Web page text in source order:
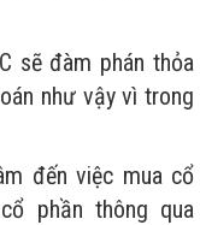
sẽ đàm phán thỏa
như vậy vì trong
đến việc mua cổ
phần thông qua